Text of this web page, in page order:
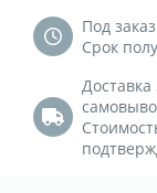
Под
Срок